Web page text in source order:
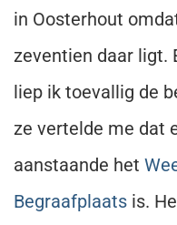
in Oosterhout
zeventien daar ligt.
liep ik toevallig de
ze vertelde me dat
aanstaande het
Begraafplaats is.